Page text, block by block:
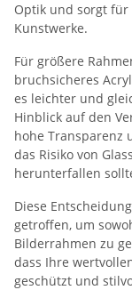
Optik und sorgt
Kunstwerke.
Für größere
bruchsicheres
es leichter und
Hinblick auf den
hohe Transparenz
das Risiko von
herunterfallen
Diese
getroffen, um
Bilderrahmen zu
dass Ihre
geschützt und